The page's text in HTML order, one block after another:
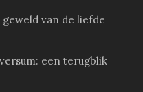
geweld van de liefde
een terugblik